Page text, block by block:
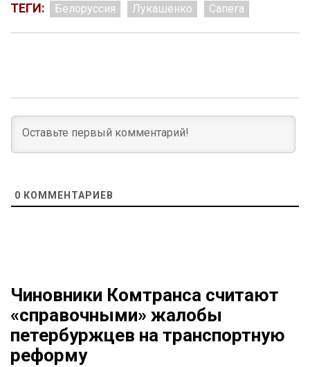
ТЕГИ: Белоруссия Лукашенко Сапега
0 КОММЕНТАРИЕВ
Чиновники Комтранса считают
«справочными» жалобы
петербуржцев на транспортную
реформу